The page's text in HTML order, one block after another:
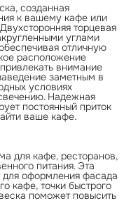
созданная
к вашему кафе или
торцевая
углами
отличную
расположение
внимание
заметным в
условиях
Надежная
постоянный приток
ваше кафе.
для кафе, ресторанов,
питания. Эта
для оформления фасада
кафе, точки быстрого
поможет повысить